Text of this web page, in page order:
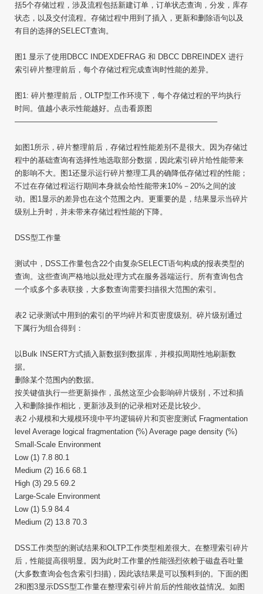
括5个存储过程，涉及流程包括新建订单，订单状态查询，分发，库存
状态，以及交付流程。存储过程中用到了插入，更新和删除语句以及
有目的选择的SELECT查询。
图1 显示了使用DBCC INDEXDEFRAG 和 DBCC DBREINDEX 进行
索引碎片整理前后，每个存储过程完成查询时性能的差异。
图1: 碎片整理前后，OLTP型工作环境下，每个存储过程的平均执行
时间。值越小表示性能越好。点击看原图
——————————————————————————–
如图1所示，碎片整理前后，存储过程性能差别不是很大。因为存储过
程中的基础查询有选择性地选取部分数据，因此索引碎片给性能带来
的影响不大。图1还显示运行碎片整理工具的确降低存储过程的性能；
不过在存储过程运行期间本身就会给性能带来10%－20%之间的波
动。图1显示的差异也在这个范围之内。更重要的是，结果显示当碎片
级别上升时，并未带来存储过程性能的下降。
DSS型工作量
测试中，DSS工作量包含22个由复杂SELECT语句构成的报表类型的
查询。这些查询严格地以批处理方式在服务器端运行。所有查询包含
一个或多个多表联接，大多数查询需要扫描很大范围的索引。
表2 记录测试中用到的索引的平均碎片和页密度级别。碎片级别通过
下属行为组合得到：
以Bulk INSERT方式插入新数据到数据库，并模拟周期性地刷新数
据。
删除某个范围内的数据。
按关键值执行一些更新操作，虽然这至少会影响碎片级别，不过和插
入和删除操作相比，更新涉及到的记录相对还是比较少。
表2 小规模和大规模环境中平均逻辑碎片和页密度测试 Fragmentation
level Average logical fragmentation (%) Average page density (%)
Small-Scale Environment
Low (1) 7.8 80.1
Medium (2) 16.6 68.1
High (3) 29.5 69.2
Large-Scale Environment
Low (1) 5.9 84.4
Medium (2) 13.8 70.3
DSS工作类型的测试结果和OLTP工作类型相差很大。在整理索引碎片
后，性能提高很明显。因为此时工作量的性能强烈依赖于磁盘吞吐量
(大多数查询会包含索引扫描)，因此该结果是可以预料到的。下面的图
2和图3显示DSS型工作量在整理索引碎片前后的性能收益情况。如图